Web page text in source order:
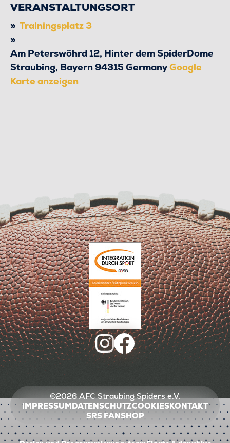
VERANSTALTUNGSORT
Trainingsplatz 3
Am Peterswöhrd 12, Hinter dem SpiderDome
Straubing, Bayern94315GermanyGoogle
Karte anzeigen
©2026 AFC Straubing Spiders e.V.
IMPRESSUMDATENSCHUTZCOOKIESKONTAKT
SRS FANSHOP